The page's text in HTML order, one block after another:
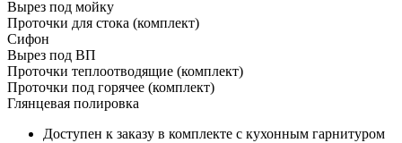
Вырез под мойку
Проточки для стока (комплект)
Сифон
Вырез под ВП
Проточки теплоотводящие (комплект)
Проточки под горячее (комплект)
Глянцевая полировка
Доступен к заказу в комплекте с кухонным гарнитуром